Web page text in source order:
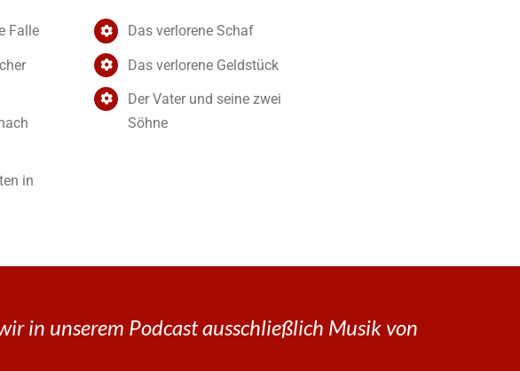
Falle
in
Das verlorene Schaf
Das verlorene Geldstück
Der Vater und seine zwei
Söhne
in unserem Podcast ausschließlich Musik von